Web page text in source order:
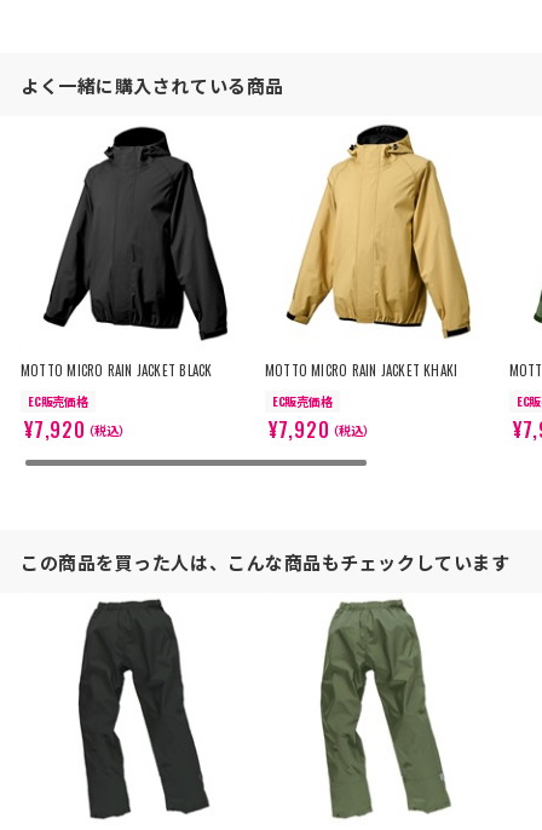
よく一緒に購入されている商品
MOTTO MICRO RAIN JACKET BLACK
EC販売価格
¥7,920（税込）
MOTTO MICRO RAIN JACKET KHAKI
EC販売価格
¥7,920（税込）
EC
この商品を買った人は、こんな商品もチェックしています